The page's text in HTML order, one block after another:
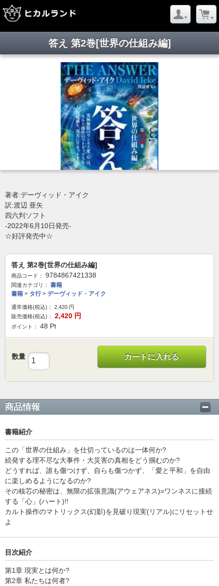
答え 第2巻[世界の仕組み編]
著者:デーヴィッド・アイク
訳:渡辺 亜矢
四六判ソフト
-2022年6月10日発売-
☆好評発売中☆
答え 第2巻[世界の仕組み編]
商品コード： 9784867421338
関連カテゴリ：
書籍
書籍 > タ行> デーヴィッド・アイク
通常価格(税込)： 2,420 円
販売価格(税込)：
2,420 円
ポイント： 48 Pt
数量 カートに入れる
商品情報
書籍紹介
この「世界の仕組み」を仕切っているのは一体何か?
続発する理不尽な大事件・大災害の真相をどう掴むのか?
どうすれば、誰も傷つけず、自らも傷つかず、「愛と平和」を自由
に楽しめるようになるのか?
その核芯の秘密は、無限の拡張意識(アウェアネス)=ワンネスに接続
する「心」(ハート)!!
カルト操作のマトリックス(幻影)を見破り現実(リアル)にリセットせ
よ
目次紹介
第1章 現実とは何か?
第2章 私たちは何者?